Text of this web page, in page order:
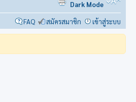
Dark Mode
FAQ
สมัครสมาชิก เข้าสู่ระบบ